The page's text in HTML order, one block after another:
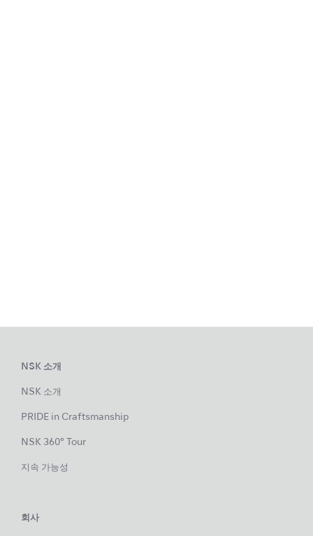
NSK 소개
NSK 소개
PRIDE in Craftsmanship
NSK 360° Tour
지속 가능성
회사